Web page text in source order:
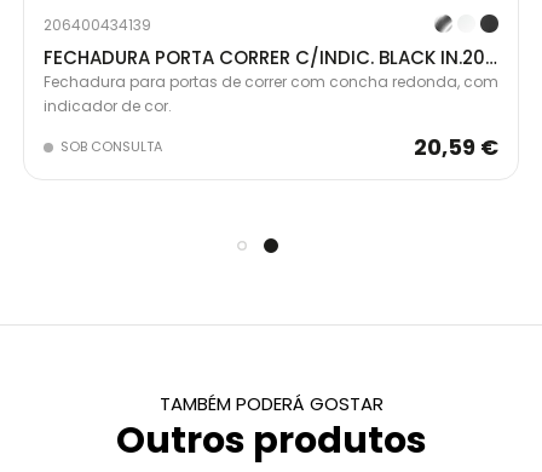
206400434139
FECHADURA PORTA CORRER C/INDIC. BLACK IN.20.939.B
Fechadura para portas de correr com concha redonda, com
indicador de cor.
SOB CONSULTA 20,59 €
TAMBÉM PODERÁ GOSTAR
Outros produtos